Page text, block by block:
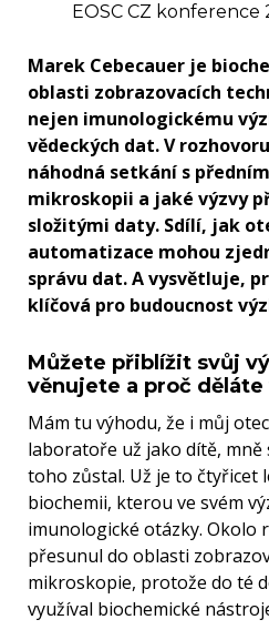
EOSC CZ konference
Marek Cebecauer je
oblasti zobrazovacích
nejen imunologickému
vědeckých dat. V
náhodná setkání s
mikroskopii a jaké výzvy
složitými daty. Sdílí, jak
automatizace mohou
správu dat. A vysvětluje,
klíčová pro budoucnost
Můžete přiblížit svůj
věnujete a proč děláte
Mám tu výhodu, že i můj
laboratoře už jako dítě, mně
toho zůstal. Už je to čtyřicet
biochemii, kterou ve svém
imunologické otázky. Okolo
přesunul do oblasti
mikroskopie, protože do té
využíval biochemické